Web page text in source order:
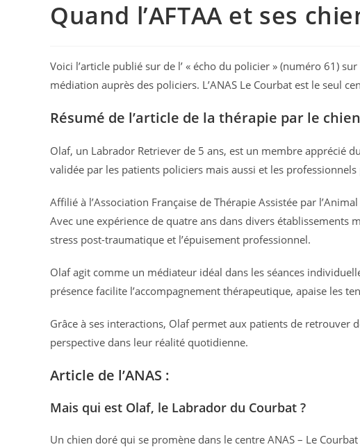
Quand l’AFTAA et ses
Voici l’article publié sur de l’ « écho du policier » (numéro 61)
médiation auprès des policiers. L’ANAS Le Courbat est le seul
Résumé de l’article de la thérapie par le chien
Olaf, un Labrador Retriever de 5 ans, est un membre apprécié
validée par les patients policiers mais aussi et les
Affilié à l’Association Française de Thérapie Assistée par
Avec une expérience de quatre ans dans divers
stress post-traumatique et l’épuisement professionnel.
Olaf agit comme un médiateur idéal dans les séances
présence facilite l’accompagnement thérapeutique, apaise les
Grâce à ses interactions, Olaf permet aux patients de
perspective dans leur réalité quotidienne.
Article de l’ANAS :
Mais qui est Olaf, le Labrador du Courbat ?
Un chien doré qui se promène dans le centre ANAS – Le